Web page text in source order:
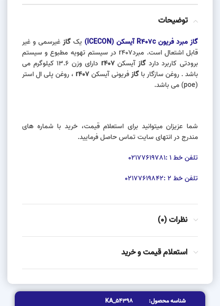
توضیحات
گاز مبرد فریون R407c آیسکن (ICECON) یک گازغیرسمی و غیر
قابل اشتعال است. مبردr407 در سیستم تهویه مطبوع و سیستم
برودتی کاربرد داردگازآیسکنr407
دارای وزن 13.6 کیلوگرم می
باشد . روغن سازگار باگازفریونی آیسکنr407، روغن پلی ال استر
(poe) می باشد.
شما عزیزان میتوانید برای استعلام قیمت، خرید با شماره های
مندرج در انتهای سایت تماس حاصل فرمایید.
تلفن خط 1 :02177619781
تلفن خط 2 :02177619842
نظرات (0)
استعلام قیمت و خرید
شناسه محصول: KA_54398